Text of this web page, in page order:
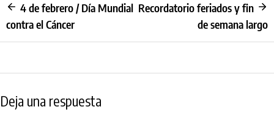
4 de febrero / Día Mundial
contra el Cáncer
Recordatorio feriados y fin
de semana largo
Deja una respuesta